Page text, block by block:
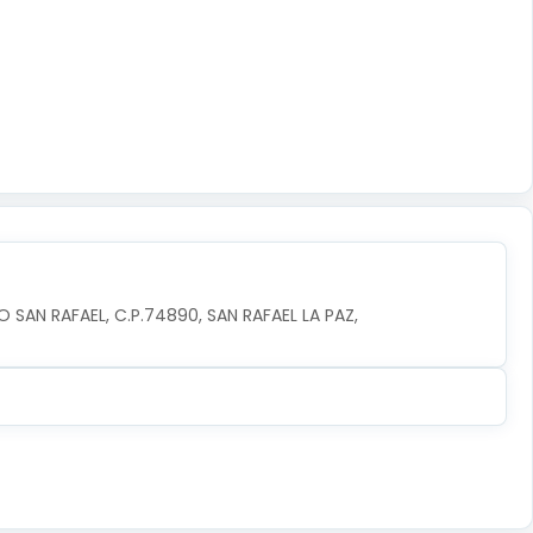
SAN RAFAEL, C.P.74890, SAN RAFAEL LA PAZ,